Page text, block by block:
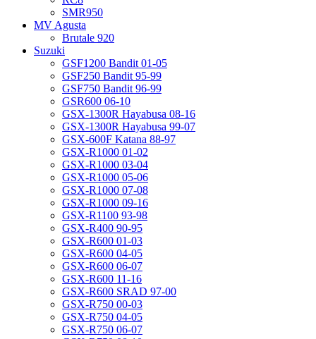
SMR950
MV Agusta
Brutale 920
Suzuki
GSF1200 Bandit 01-05
GSF250 Bandit 95-99
GSF750 Bandit 96-99
GSR600 06-10
GSX-1300R Hayabusa 08-16
GSX-1300R Hayabusa 99-07
GSX-600F Katana 88-97
GSX-R1000 01-02
GSX-R1000 03-04
GSX-R1000 05-06
GSX-R1000 07-08
GSX-R1000 09-16
GSX-R1100 93-98
GSX-R400 90-95
GSX-R600 01-03
GSX-R600 04-05
GSX-R600 06-07
GSX-R600 11-16
GSX-R600 SRAD 97-00
GSX-R750 00-03
GSX-R750 04-05
GSX-R750 06-07